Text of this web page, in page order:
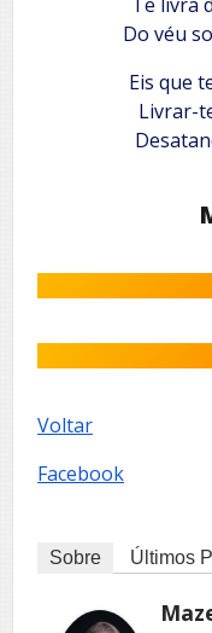
Do véu
Eis que
Livrar-
Voltar
Facebook
Sobre Últimos